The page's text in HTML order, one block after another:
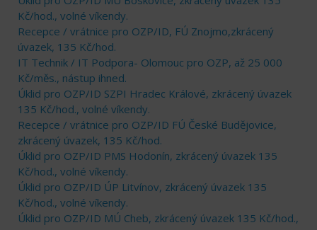
Kč/hod., volné víkendy.
Recepce / vrátnice pro OZP/ID, FÚ Znojmo,zkrácený
úvazek, 135 Kč/hod.
IT Technik / IT Podpora- Olomouc pro OZP, až 25 000
Kč/měs., nástup ihned.
Úklid pro OZP/ID SZPI Hradec Králové, zkrácený úvazek
135 Kč/hod., volné víkendy.
Recepce / vrátnice pro OZP/ID FÚ České Budějovice,
zkrácený úvazek, 135 Kč/hod.
Úklid pro OZP/ID PMS Hodonín, zkrácený úvazek 135
Kč/hod., volné víkendy.
Úklid pro OZP/ID ÚP Litvínov, zkrácený úvazek 135
Kč/hod., volné víkendy.
Úklid pro OZP/ID MÚ Cheb, zkrácený úvazek 135 Kč/hod.,